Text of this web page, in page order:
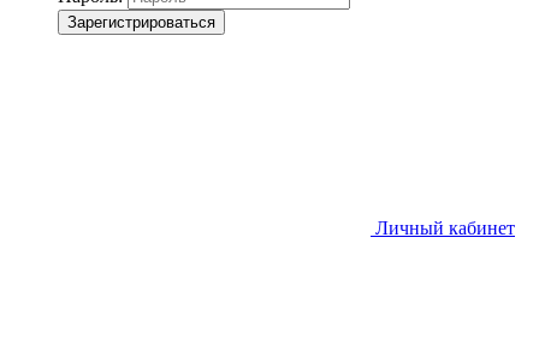
Зарегистрироваться
Личный кабинет